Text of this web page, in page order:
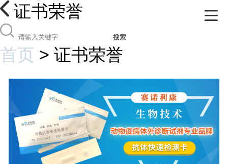
证书荣誉
搜索
首页 > 证书荣誉